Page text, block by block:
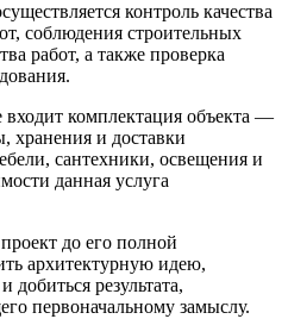
контроль качества
соблюдения строительных
работ, а также проверка
входит комплектация объекта —
хранения и доставки
сантехники, освещения и
данная услуга
до его полной
архитектурную идею,
результата,
первоначальному замыслу.